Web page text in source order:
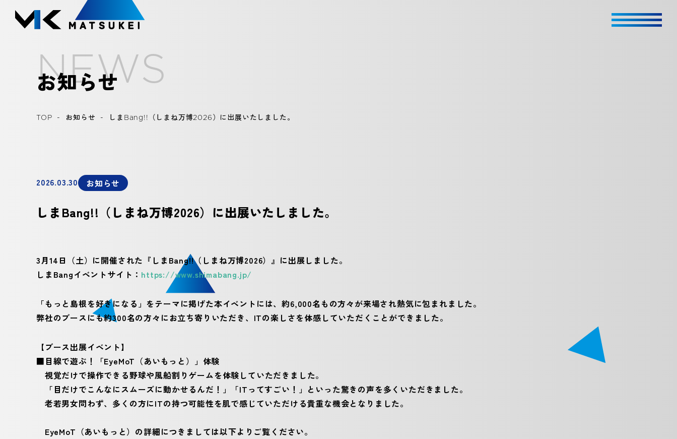
NEWS
お知らせ
TOP - お知らせ - しまBang!!（しまね万博2026）に出展いたしました。
2026.03.30 お知らせ
しまBang!!（しまね万博2026）に出展いたしました。
3月14日（土）に開催された『しまBang!!（しまね万博2026）』に出展しました。
しまBangイベントサイト： https://www.shimabang.jp/
「もっと島根を好きになる」をテーマに掲げた本イベントには、約6,000名もの方々が来場され熱気に包まれました。
弊社のブースにも約300名の方々にお立ち寄りいただき、ITの楽しさを体感していただくことができました。
【ブース出展イベント】
■目線で遊ぶ！「EyeMoT（あいもっと）」体験
視覚だけで操作できる野球や風船割りゲームを体験していただきました。
「目だけでこんなにスムーズに動かせるんだ！」「ITってすごい！」といった驚きの声を多くいただきました。
老若男女問わず、多くの方にITの持つ可能性を肌で感じていただける貴重な機会となりました。
EyeMoT（あいもっと）の詳細につきましては以下よりご覧ください。